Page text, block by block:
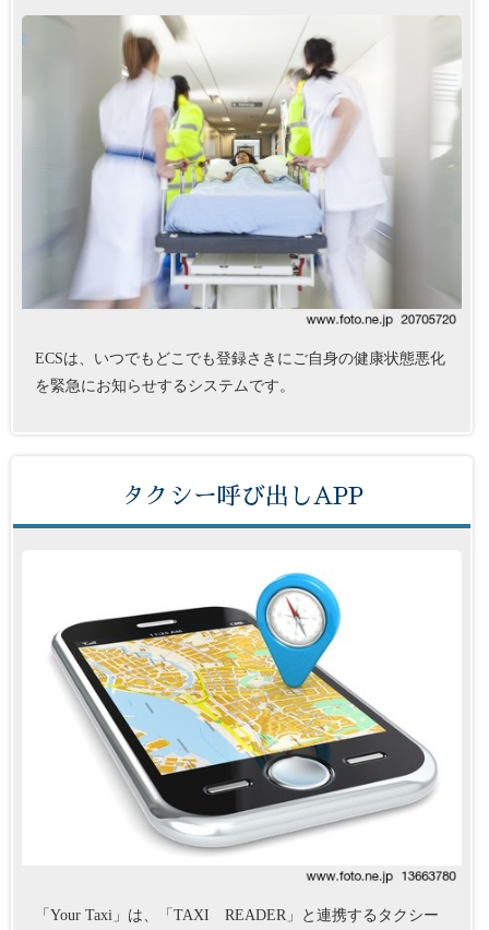
ECSは、いつでもどこでも登録さきにご自身の健康状態悪化
を緊急にお知らせするシステムです。
タクシー呼び出しAPP
「Your Taxi」は、「TAXI READER」と連携するタクシー